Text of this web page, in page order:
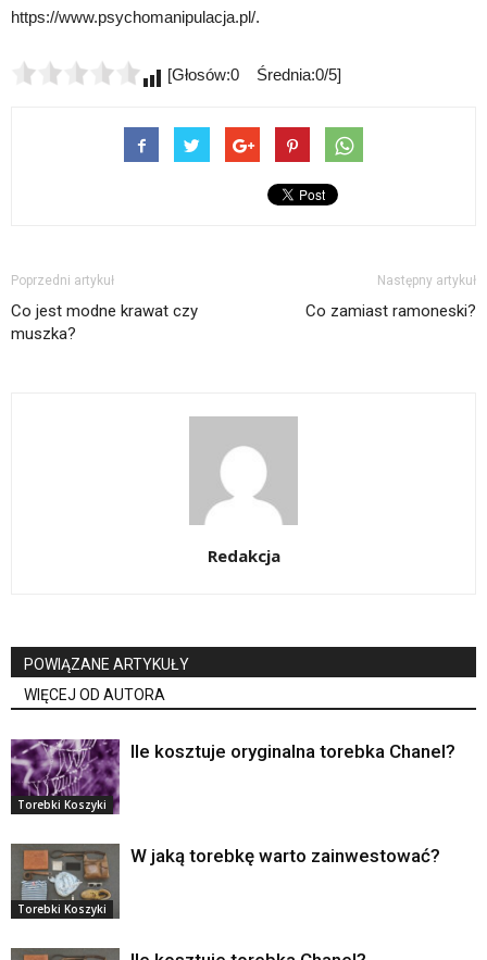
https://www.psychomanipulacja.pl/.
[Głosów:0 Średnia:0/5]
Poprzedni artykuł
Co jest modne krawat czy
muszka?
Następny artykuł
Co zamiast ramoneski?
Redakcja
POWIĄZANE ARTYKUŁY
WIĘCEJ OD AUTORA
Torebki Koszyki
Ile kosztuje oryginalna torebka Chanel?
Torebki Koszyki
W jaką torebkę warto zainwestować?